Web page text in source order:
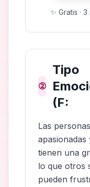
✨ Gratis ·
②
Tipo
(F:
Las
tienen una
lo que otros
pueden